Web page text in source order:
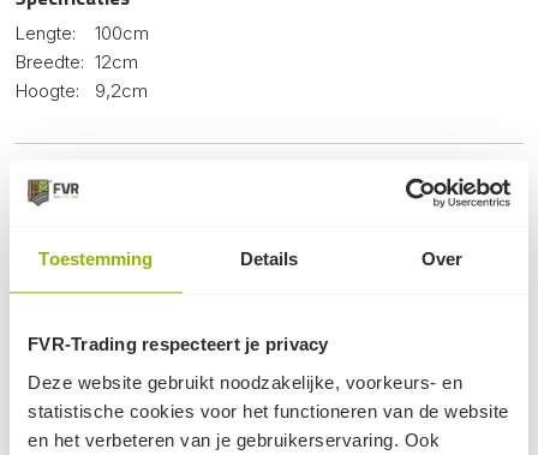
Toestemming Details Over
FVR-Trading respecteert je privacy
Deze website gebruikt noodzakelijke, voorkeurs- en
statistische cookies voor het functioneren van de website
en het verbeteren van je gebruikerservaring. Ook
Lengte:
100cm
Breedte: 12cm
Hoogte:
9,2cm
Dit kan ook nog knap handig zijn...